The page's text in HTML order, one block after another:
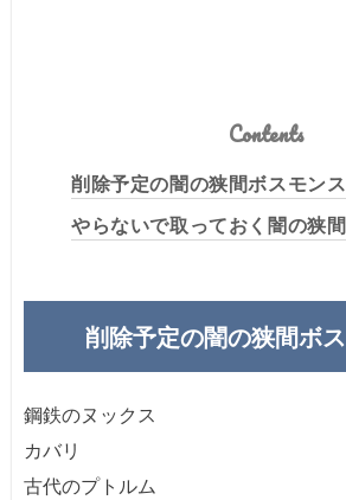
Contents
削除予定の闇の狭間ボスモン
やらないで取っておく闇の狭
削除予定の闇の狭間ボ
鋼鉄のヌックス
カバリ
古代のプトルム